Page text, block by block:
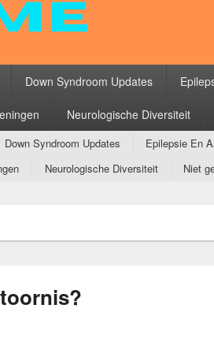
Down Syndroom Updates
Neurologische Diversiteit
Down Syndroom Updates Epilepsie En
Neurologische Diversiteit Niet